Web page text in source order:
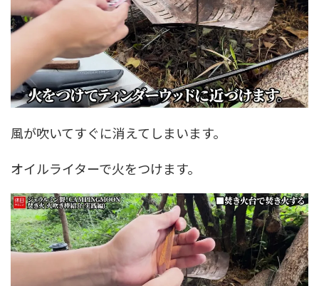
風が吹いてすぐに消えてしまいます。
オイルライターで火をつけます。